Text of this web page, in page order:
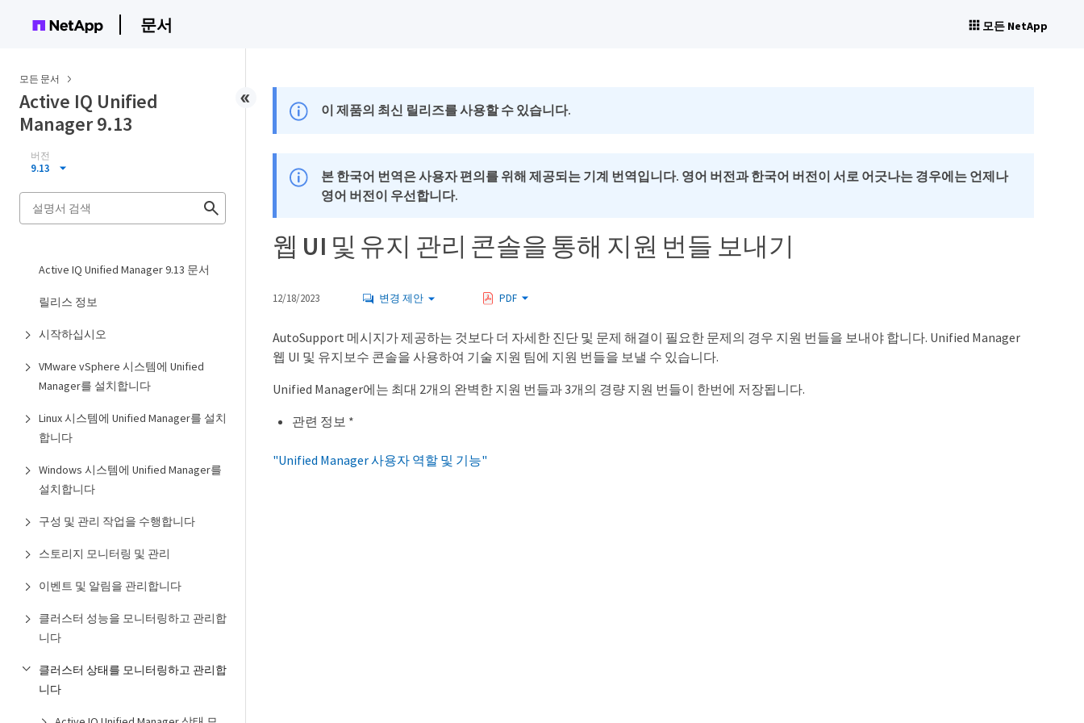
문서 모든 NetApp
모든 문서
Active IQ Unified
Manager 9.13
버전
9.13
Active IQ Unified Manager 9.13 문서
릴리스 정보
시작하십시오
VMware vSphere 시스템에 Unified
Manager를 설치합니다
Linux 시스템에 Unified Manager를 설치
합니다
Windows 시스템에 Unified Manager를
설치합니다
구성 및 관리 작업을 수행합니다
스토리지 모니터링 및 관리
이벤트 및 알림을 관리합니다
클러스터 성능을 모니터링하고 관리합
니다
클러스터 상태를 모니터링하고 관리합
니다
이 제품의 최신 릴리즈를 사용할 수 있습니다.
본 한국어 번역은 사용자 편의를 위해 제공되는 기계 번역입니다. 영어 버전과 한국어 버전이 서로 어긋나는 경우에는 언제나
영어 버전이 우선합니다.
웹 UI 및 유지 관리 콘솔을 통해 지원 번들 보내기
12/18/2023 변경 제안 PDF
AutoSupport 메시지가 제공하는 것보다 더 자세한 진단 및 문제 해결이 필요한 문제의 경우 지원 번들을 보내야 합니다. Unified Manager
웹 UI 및 유지보수 콘솔을 사용하여 기술 지원 팀에 지원 번들을 보낼 수 있습니다.
Unified Manager에는 최대 2개의 완벽한 지원 번들과 3개의 경량 지원 번들이 한번에 저장됩니다.
관련 정보 *
"Unified Manager 사용자 역할 및 기능"